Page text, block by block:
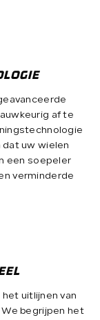
af te
dat uw wielen
een soepeler
verminderde
uitlijnen van
begrijpen het